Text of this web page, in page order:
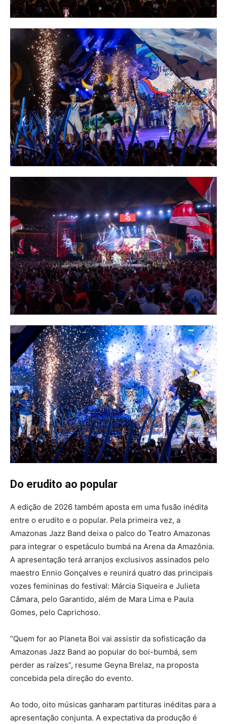
Do erudito ao popular
A edição de 2026 também aposta em uma fusão inédita
entre o erudito e o popular. Pela primeira vez, a
Amazonas Jazz Band deixa o palco do Teatro Amazonas
para integrar o espetáculo bumbá na Arena da Amazônia.
A apresentação terá arranjos exclusivos assinados pelo
maestro Ennio Gonçalves e reunirá quatro das principais
vozes femininas do festival: Márcia Siqueira e Julieta
Câmara, pelo Garantido, além de Mara Lima e Paula
Gomes, pelo Caprichoso.
“Quem for ao Planeta Boi vai assistir da sofisticação da
Amazonas Jazz Band ao popular do boi-bumbá, sem
perder as raízes”, resume Geyna Brelaz, na proposta
concebida pela direção do evento.
Ao todo, oito músicas ganharam partituras inéditas para a
apresentação conjunta. A expectativa da produção é